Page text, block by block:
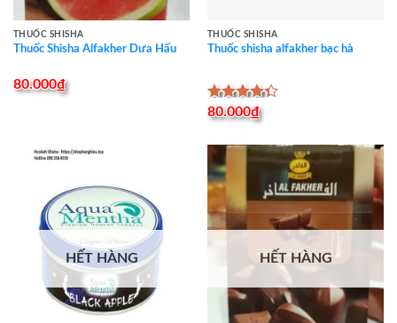
THUỐC SHISHA
Thuốc Shisha Alfakher Dưa Hấu
80.000₫
THUỐC SHISHA
Thuốc shisha alfakher bạc hà
Được xếp
4.33
80.000₫
HẾT HÀNG HẾT HÀNG